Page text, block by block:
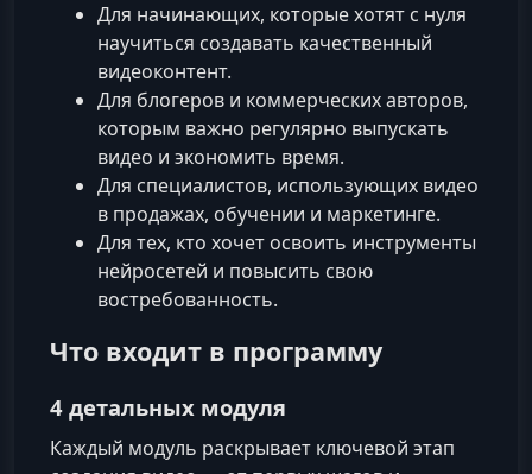
Для начинающих, которые хотят с нуля
научиться создавать качественный
видеоконтент.
Для блогеров и коммерческих авторов,
которым важно регулярно выпускать
видео и экономить время.
Для специалистов, использующих видео
в продажах, обучении и маркетинге.
Для тех, кто хочет освоить инструменты
нейросетей и повысить свою
востребованность.
Что входит в программу
4 детальных модуля
Каждый модуль раскрывает ключевой этап